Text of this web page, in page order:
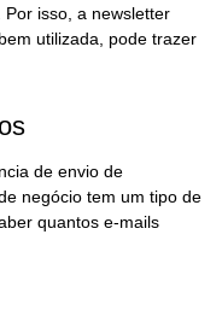
isso, a newsletter
utilizada, pode trazer
de envio de
negócio tem um tipo de
quantos e-mails